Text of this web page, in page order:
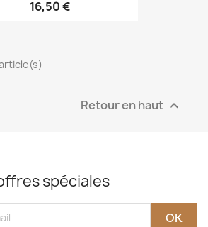
16,50 €
Retour en haut 
spéciales